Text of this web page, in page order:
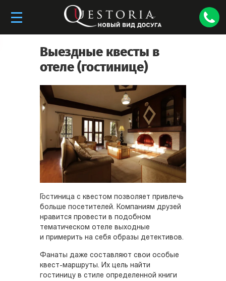
Выездные квесты в
отеле (гостинице)
Гостиница с квестом позволяет привлечь
больше посетителей. Компаниям друзей
нравится провести в подобном
тематическом отеле выходные
и примерить на себя образы детективов.
Фанаты даже составляют свои особые
квест-маршруты. Их цель найти
гостиницу в стиле определенной книги